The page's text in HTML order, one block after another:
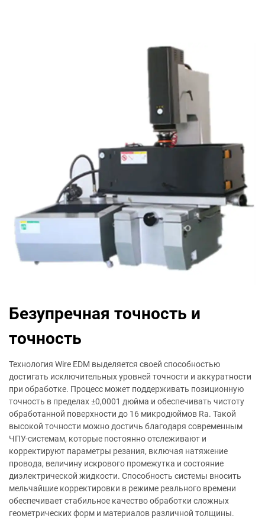
Безупречная точность и
точность
Технология Wire EDM выделяется своей способностью
достигать исключительных уровней точности и аккуратности
при обработке. Процесс может поддерживать позиционную
точность в пределах ±0,0001 дюйма и обеспечивать чистоту
обработанной поверхности до 16 микродюймов Ra. Такой
высокой точности можно достичь благодаря современным
ЧПУ-системам, которые постоянно отслеживают и
корректируют параметры резания, включая натяжение
провода, величину искрового промежутка и состояние
диэлектрической жидкости. Способность системы вносить
мельчайшие корректировки в режиме реального времени
обеспечивает стабильное качество обработки сложных
геометрических форм и материалов различной толщины.